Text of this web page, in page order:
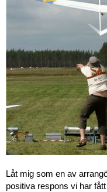
Låt mig som en av
positiva respons vi har